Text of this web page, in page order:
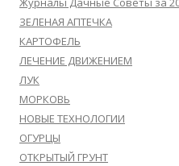
ЗЕЛЕНАЯ АПТЕЧКА
КАРТОФЕЛЬ
ЛЕЧЕНИЕ ДВИЖЕНИЕМ
ЛУК
МОРКОВЬ
НОВЫЕ ТЕХНОЛОГИИ
ОГУРЦЫ
ОТКРЫТЫЙ ГРУНТ